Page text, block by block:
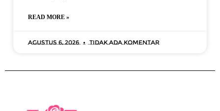
READ MORE »
Agustus 6, 2026 Tidak ada komentar